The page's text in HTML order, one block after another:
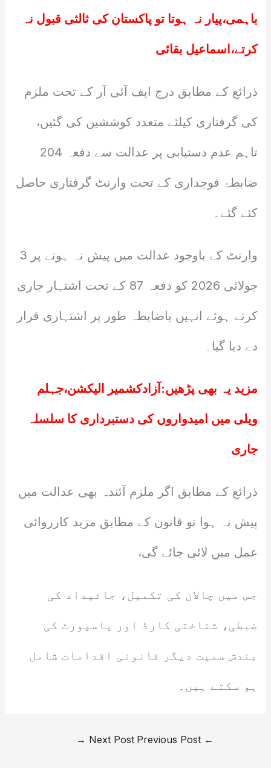
باہمی،پیار نہ ہوتا تو پاکستان کی ثالثی قبول نہ
کرتے،اسماعیل بقائی
ذرائع کے مطابق درج ایف آئی آر کے تحت ملزم
کی گرفتاری کیلئے متعدد کوششیں کی گئیں،
تاہم عدم دستیابی پر عدالت سے دفعہ 204
ضابطۂ فوجداری کے تحت وارنٹ گرفتاری حاصل
کئے گئے۔
وارنٹ کے باوجود عدالت میں پیش نہ ہونے پر 3
جولائی 2026 کو دفعہ 87 کے تحت اشتہار جاری
کرتے ہوئے انہیں باضابطہ طور پر اشتہاری قرار
دے دیا گیا۔
مزید یہ بھی پڑھیں: آزادکشمیر الیکشن،جہلم
ویلی میں امیدواروں کی دستبرداری کا سلسلہ
جاری
ذرائع کے مطابق اگر ملزم آئندہ بھی عدالت میں
پیش نہ ہوا تو قانون کے مطابق مزید کارروائی
عمل میں لائی جائے گی،
جس میں چالان کی تکمیل، جائیداد کی
ضبطی، شناختی کارڈ اور پاسپورٹ کی
بندش سمیت دیگر قانونی اقدامات شامل
ہو سکتے ہیں۔
←
Next Post
→